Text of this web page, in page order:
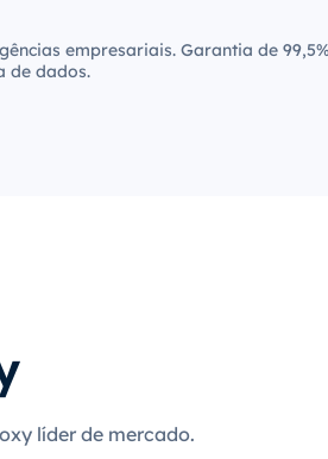
empresariais. Garantia de
de dados.
líder de mercado.